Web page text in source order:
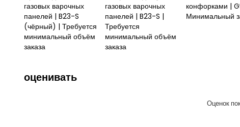
газовых варочных
панелей | B23-S
(чёрный) | Требуется
минимальный объём
заказа
газовых варочных
панелей | B23-S |
Требуется
минимальный объём
заказа
конфорками |
Минимальный
оценивать
Оценок